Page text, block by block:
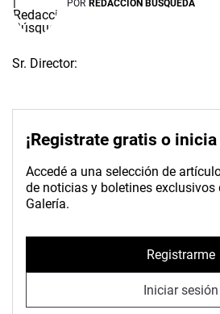
POR REDACCIÓN BÚSQUEDA
Sr. Director:
¡Registrate gratis o
Accedé a una selección de
de noticias y boletines exclusivos
Galería.
Registrarme
Iniciar sesión